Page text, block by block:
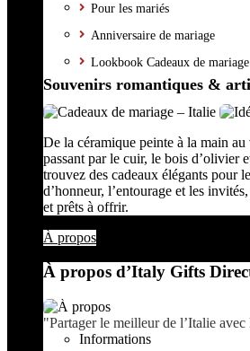
Pour les mariés
Anniversaire de mariage
Lookbook Cadeaux de mariage
Souvenirs romantiques &
De la céramique peinte à la main
passant par le cuir, le bois
trouvez des cadeaux élégants pour
d’honneur, l’entourage et les
et prêts à offrir.
À propos
À propos d’Italy Gifts
"Partager le meilleur de l’Italie
Informations